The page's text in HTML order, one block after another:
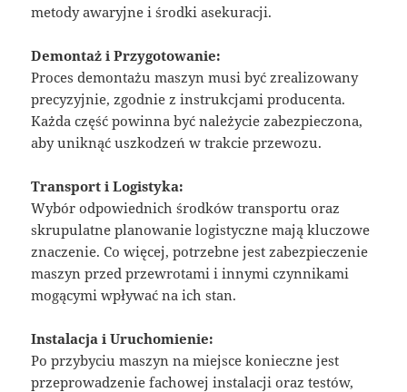
metody awaryjne i środki asekuracji.
Demontaż i Przygotowanie:
Proces demontażu maszyn musi być zrealizowany
precyzyjnie, zgodnie z instrukcjami producenta.
Każda część powinna być należycie zabezpieczona,
aby uniknąć uszkodzeń w trakcie przewozu.
Transport i Logistyka:
Wybór odpowiednich środków transportu oraz
skrupulatne planowanie logistyczne mają kluczowe
znaczenie. Co więcej, potrzebne jest zabezpieczenie
maszyn przed przewrotami i innymi czynnikami
mogącymi wpływać na ich stan.
Instalacja i Uruchomienie:
Po przybyciu maszyn na miejsce konieczne jest
przeprowadzenie fachowej instalacji oraz testów,